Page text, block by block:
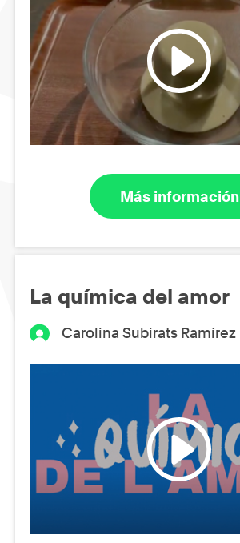
Más información
La química del amor
Carolina Subirats Ramírez